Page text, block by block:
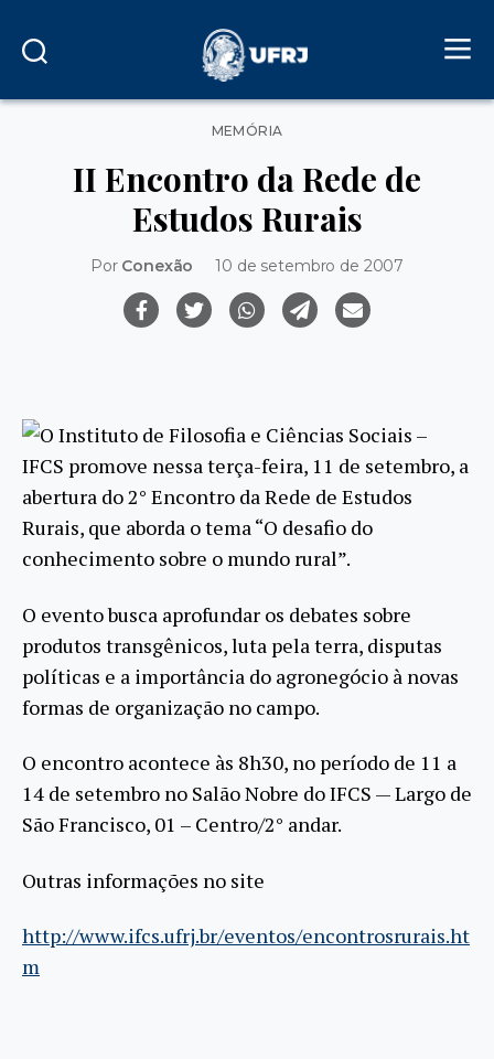
Categorias
MEMÓRIA
II Encontro da Rede de
Estudos Rurais
Por Conexão 10 de setembro de 2007
O Instituto de Filosofia e Ciências Sociais –
IFCS promove nessa terça-feira, 11 de setembro, a
abertura do 2° Encontro da Rede de Estudos
Rurais, que aborda o tema “O desafio do
conhecimento sobre o mundo rural”.
O evento busca aprofundar os debates sobre
produtos transgênicos, luta pela terra, disputas
políticas e a importância do agronegócio à novas
formas de organização no campo.
O encontro acontece às 8h30, no período de 11 a
14 de setembro no Salão Nobre do IFCS — Largo de
São Francisco, 01 – Centro/2° andar.
Outras informações no site
http://www.ifcs.ufrj.br/eventos/encontrosrurais.ht
m